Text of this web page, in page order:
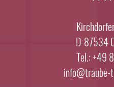
D-87534
Tel.: +49
info@traube-